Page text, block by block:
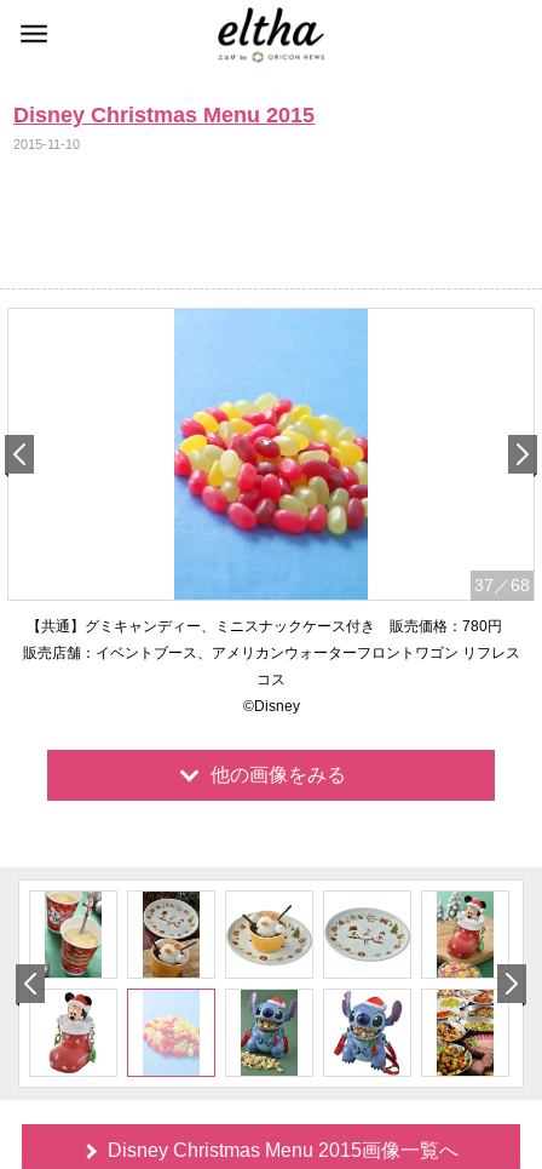
Disney Christmas Menu 2015
2015-11-10
37 ／68
【共通】グミキャンディー、ミニスナックケース付き 販売価格：780円
販売店舗：イベントブース、アメリカンウォーターフロントワゴン リフレス
コス
©Disney
他の画像をみる
Disney Christmas Menu 2015画像一覧へ